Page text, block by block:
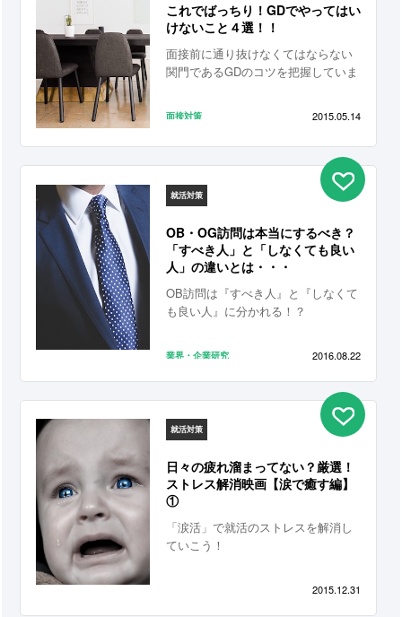
これでばっちり！GDでやってはい
けないこと４選！！
面接前に通り抜けなくてはならない
関門であるGDのコツを把握していま
面接対策 2015.05.14
就活対策
OB・OG訪問は本当にするべき？
「すべき人」と「しなくても良い
人」の違いとは・・・
OB訪問は『すべき人』と『しなくて
も良い人』に分かれる！？
業界・企業研究 2016.08.22
就活対策
日々の疲れ溜まってない？厳選！
ストレス解消映画【涙で癒す編】
①
「涙活」で就活のストレスを解消し
ていこう！
2015.12.31